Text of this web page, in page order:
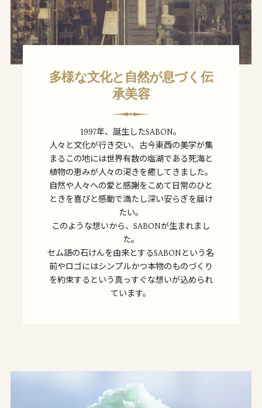
多様な文化と自然が息づく伝
承美容
1997年、誕生したSABON。
人々と文化が行き交い、古今東西の美学が集
まるこの地には世界有数の塩湖である死海と
植物の恵みが人々の渇きを癒してきました。
自然や人々への愛と感謝をこめて日常のひと
ときを喜びと感動で満たし深い安らぎを届け
たい。
このような想いから、SABONが生まれまし
た。
セム語の石けんを由来とするSABONという名
前やロゴにはシンプルかつ本物のものづくり
を約束するという真っすぐな想いが込められ
ています。